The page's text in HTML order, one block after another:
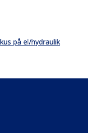
på el/hydraulik